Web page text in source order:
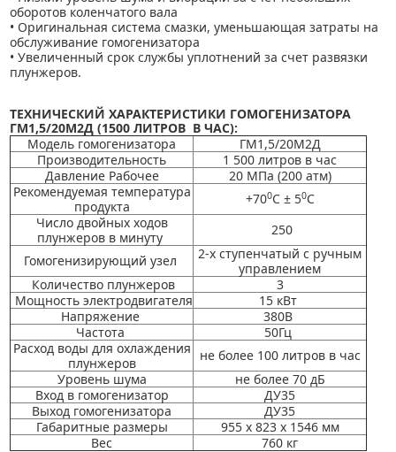
оборотов коленчатого вала
• Оригинальная система смазки, уменьшающая затраты на
обслуживание гомогенизатора
• Увеличенный срок службы уплотнений за счет развязки
плунжеров.
ТЕХНИЧЕСКИЙ ХАРАКТЕРИСТИКИ ГОМОГЕНИЗАТОРА
ГМ1,5/20М2Д (1500 ЛИТРОВ В ЧАС):
Модель гомогенизатора
ГМ1,5/20М2Д
Производительность
1 500 литров в час
Давление Рабочее
20 МПа (200 атм)
Рекомендуемая температура
продукта
+700С± 50С
Число двойных ходов
плунжеров в минуту
250
Гомогенизирующий узел
2-х ступенчатый с ручным
управлением
Количество плунжеров
3
Мощность электродвигателя
15 кВт
Напряжение
380В
Частота
50Гц
Расход воды для охлаждения
плунжеров
не более 100 литров в час
Уровень шума
не более 70 дБ
Вход в гомогенизатор
ДУ35
Выход гомогенизатора
ДУ35
Габаритные размеры
955 х 823 х 1546 мм
Вес
760 кг